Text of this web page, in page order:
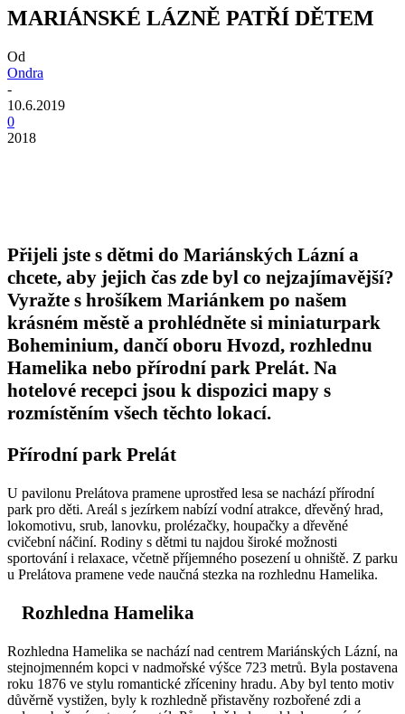
MARIÁNSKÉ LÁZNĚ PATŘÍ DĚTEM
Od
Ondra
-
10.6.2019
0
2018
Přijeli jste s dětmi do Mariánských Lázní a
chcete, aby jejich čas zde byl co nejzajímavější?
Vyražte s hrošíkem Mariánkem po našem
krásném městě a prohlédněte si miniaturpark
Boheminium, dančí oboru Hvozd, rozhlednu
Hamelika nebo přírodní park Prelát. Na
hotelové recepci jsou k dispozici mapy s
rozmístěním všech těchto lokací.
Přírodní park Prelát
U pavilonu Prelátova pramene uprostřed lesa se nachází přírodní
park pro děti. Areál s jezírkem nabízí vodní atrakce, dřevěný hrad,
lokomotivu, srub, lanovku, prolézačky, houpačky a dřevěné
cvičební náčiní. Rodiny s dětmi tu najdou široké možnosti
sportování i relaxace, včetně příjemného posezení u ohniště. Z parku
u Prelátova pramene vede naučná stezka na rozhlednu Hamelika.
Rozhledna Hamelika
Rozhledna Hamelika se nachází nad centrem Mariánských Lázní, na
stejnojmenném kopci v nadmořské výšce 723 metrů. Byla postavena
roku 1876 ve stylu romantické zříceniny hradu. Aby byl tento motiv
důvěrně vystižen, byly k rozhledně přistavěny rozbořené zdi a